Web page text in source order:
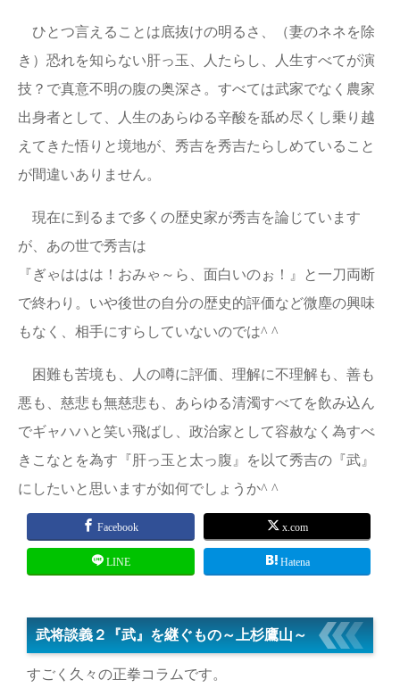
ひとつ言えることは底抜けの明るさ、（妻のネネを除
き）恐れを知らない肝っ玉、人たらし、人生すべてが演
技？で真意不明の腹の奥深さ。すべては武家でなく農家
出身者として、人生のあらゆる辛酸を舐め尽くし乗り越
えてきた悟りと境地が、秀吉を秀吉たらしめていること
が間違いありません。
現在に到るまで多くの歴史家が秀吉を論じています
が、あの世で秀吉は
『ぎゃははは！おみゃ～ら、面白いのぉ！』と一刀両断
で終わり。いや後世の自分の歴史的評価など微塵の興味
もなく、相手にすらしていないのでは^ ^
困難も苦境も、人の噂に評価、理解に不理解も、善も
悪も、慈悲も無慈悲も、あらゆる清濁すべてを飲み込ん
でギャハハと笑い飛ばし、政治家として容赦なく為すべ
きこなとを為す『肝っ玉と太っ腹』を以て秀吉の『武』
にしたいと思いますが如何でしょうか^ ^
Facebook x.com
LINE Hatena
武将談義２『武』を継ぐもの～上杉鷹山～
すごく久々の正拳コラムです。